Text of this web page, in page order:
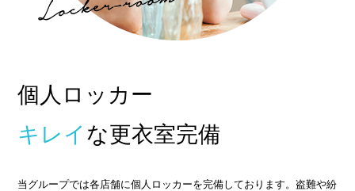
› VIVIDCREW梅田堂山店
› Madame 2nd virgin 十三
› VIVIDCREW Pink Party Paradise
お給料・待遇・環境
› 完全自由出勤制
個人ロッカー
キレイ な更衣室完備
当グループでは各店舗に個人ロッカーを完備しております。盗難や紛